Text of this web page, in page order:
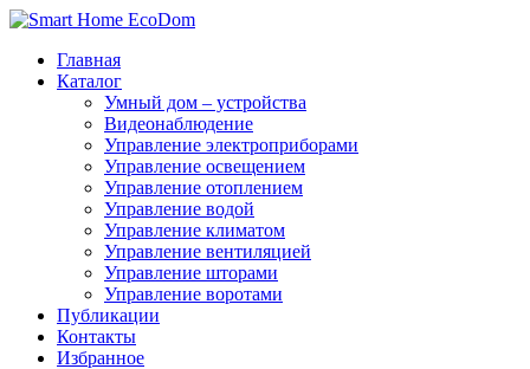
Главная
Каталог
Умный дом – устройства
Видеонаблюдение
Управление электроприборами
Управление освещением
Управление отоплением
Управление водой
Управление климатом
Управление вентиляцией
Управление шторами
Управление воротами
Публикации
Контакты
Избранное